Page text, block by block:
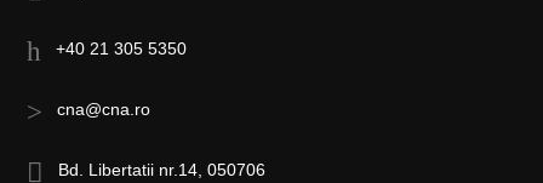
+40 21 305 5350
cna@cna.ro
Bd. Libertatii nr.14, 050706